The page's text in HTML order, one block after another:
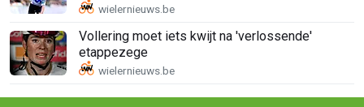
Vollering moet iets kwijt na 'verlossende'
etappezege